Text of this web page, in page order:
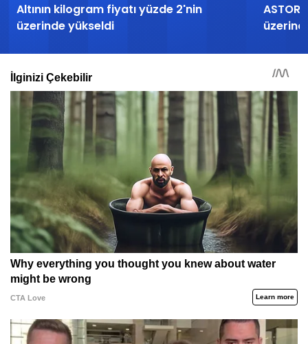
Altının kilogram fiyatı yüzde 2'nin
üzerinde yükseldi
ASTOR